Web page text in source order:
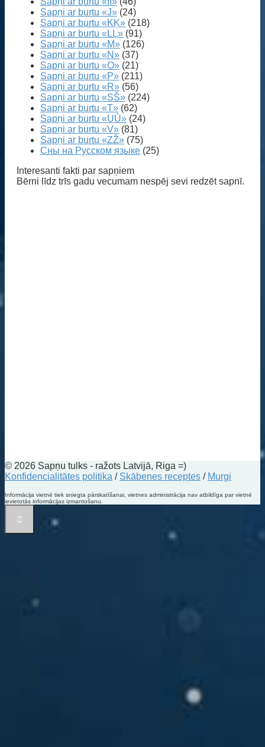
Sapņi ar burtu «J» (24)
Sapņi ar burtu «KĶ» (218)
Sapņi ar burtu «LĻ» (91)
Sapņi ar burtu «M» (126)
Sapņi ar burtu «N» (37)
Sapņi ar burtu «O» (21)
Sapņi ar burtu «P» (211)
Sapņi ar burtu «R» (56)
Sapņi ar burtu «SŠ» (224)
Sapņi ar burtu «T» (62)
Sapņi ar burtu «UŪ» (24)
Sapņi ar burtu «V» (81)
Sapņi ar burtu «ZŽ» (75)
Сны на Русском языке (25)
Interesanti fakti par sapņiem
Bērni līdz trīs gadu vecumam nespēj sevi redzēt sapnī.
© 2026 Sapņu tulks - ražots Latvijā, Riga =)
Konfidencialitātes politika / Skābenes receptes / Murgi
Informācija vietnē tiek sniegta pārskatīšanai, vietnes administrācija nav atbildīga par vietnē
ievietotās informācijas izmantošanu.